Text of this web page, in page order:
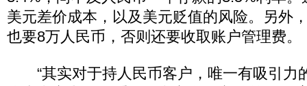
美元差价成本，以及美元贬值的风险。另外
也要8万人民币，否则还要收取账户管理费。
“其实对于持人民币客户，唯一有吸引力